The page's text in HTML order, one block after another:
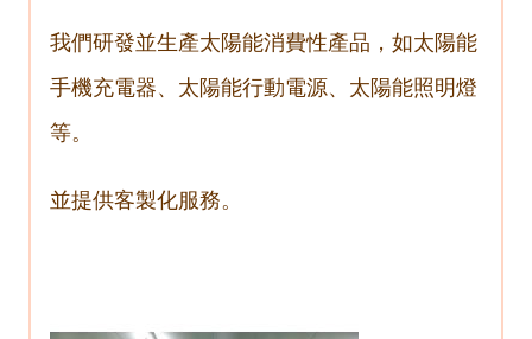
我們研發並生產太陽能消費性產品，如太陽能
手機充電器、太陽能行動電源、太陽能照明燈
等。
並提供客製化服務。